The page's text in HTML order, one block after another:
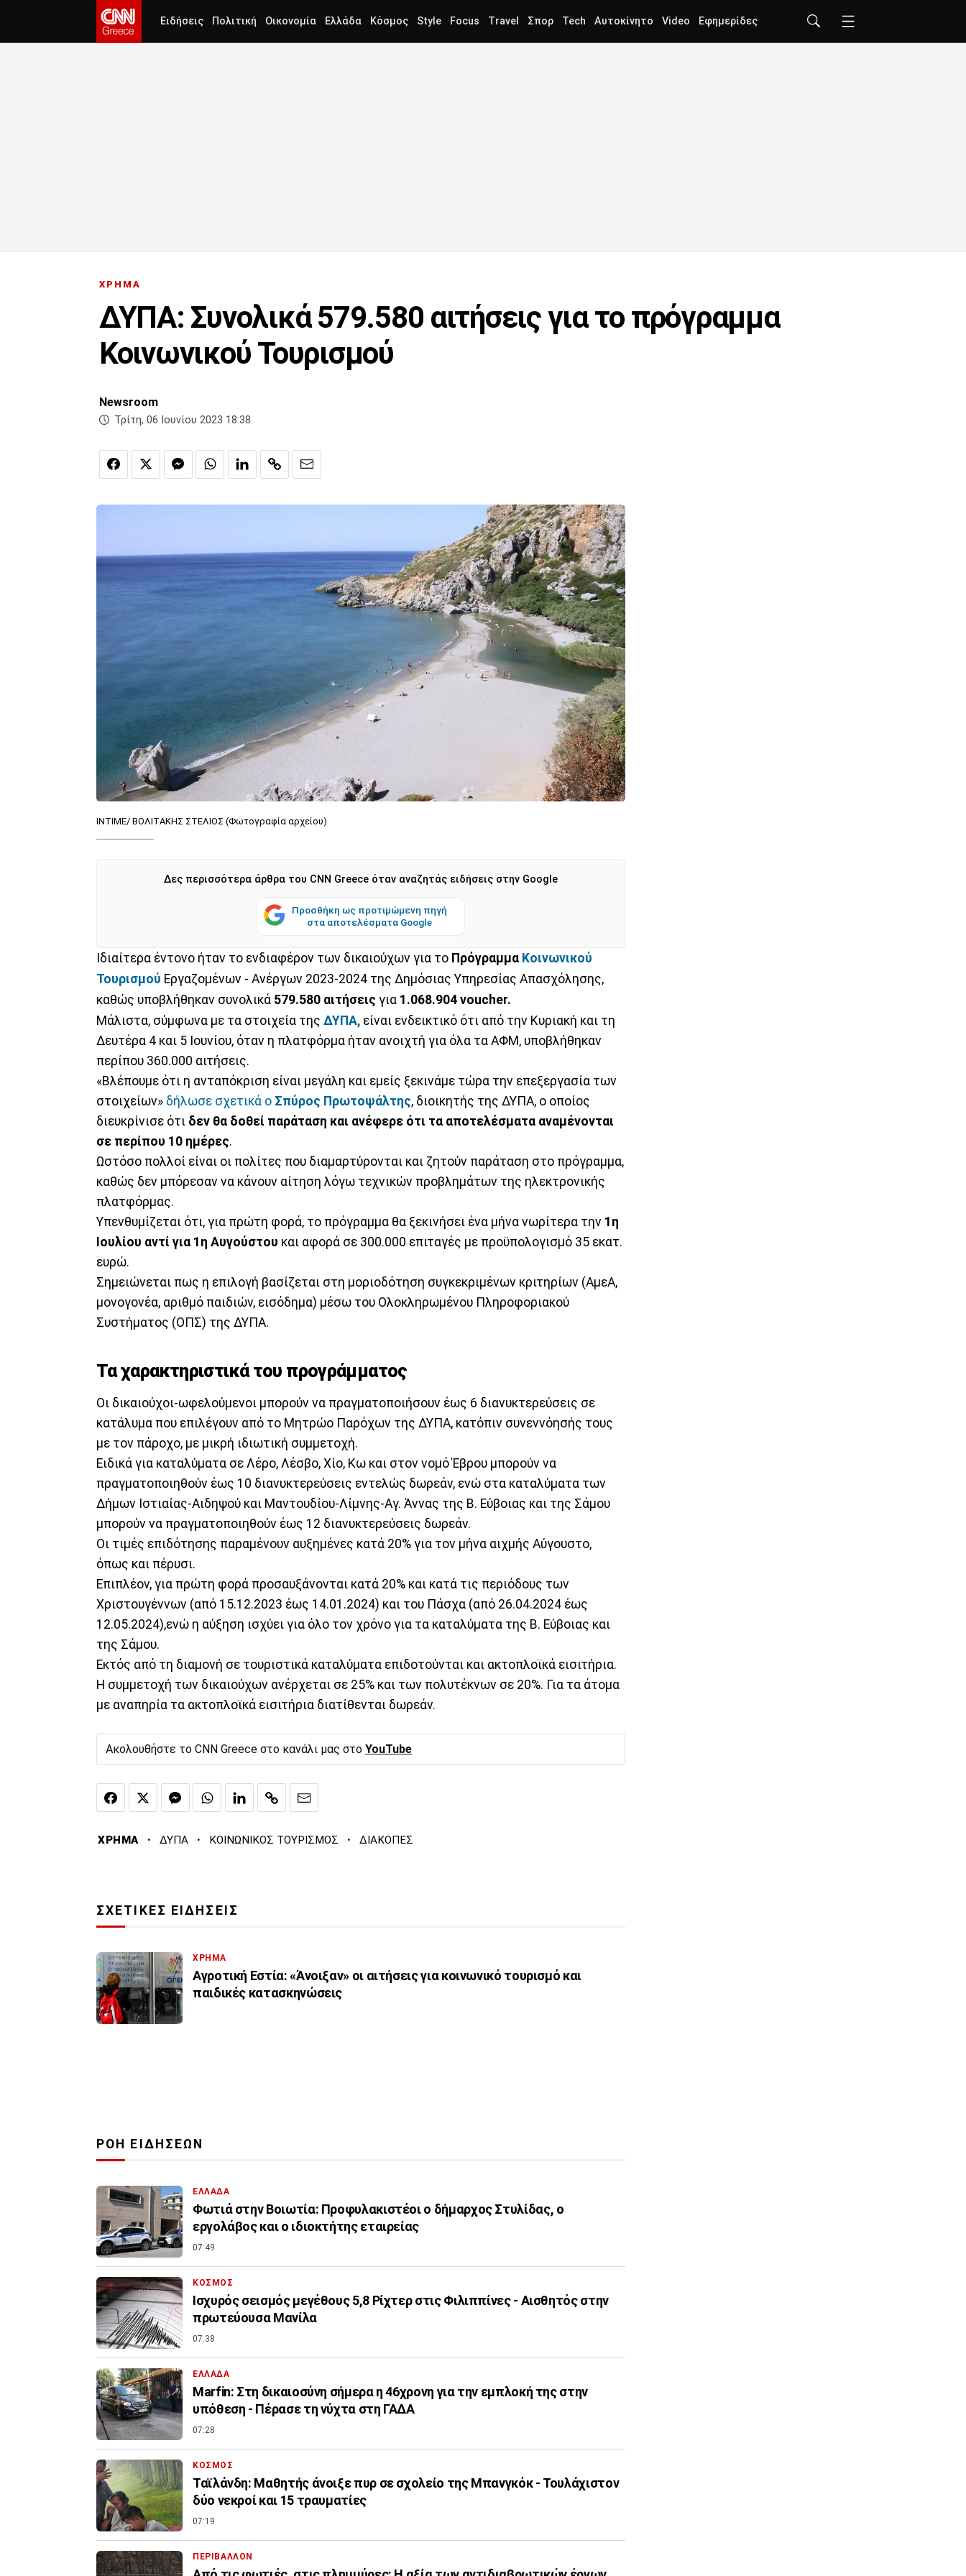
Ειδήσεις Πολιτική Οικονομία Ελλάδα Κόσμος Style Focus Travel Σπορ Tech Αυτοκίνητο Video Εφημερίδες
ΧΡΗΜΑ
ΔΥΠΑ: Συνολικά 579.580 αιτήσεις για το πρόγραμμα
Κοινωνικού Τουρισμού
Newsroom
Τρίτη, 06 Ιουνίου 2023 18:38
INTIME/ ΒΟΛΙΤΑΚΗΣ ΣΤΕΛΙΟΣ (Φωτογραφία αρχείου)
Δες περισσότερα άρθρα του CNN Greece όταν αναζητάς ειδήσεις στην Google
Προσθήκη ως προτιμώμενη πηγή
στα αποτελέσματα Google
Ιδιαίτερα έντονο ήταν το ενδιαφέρον των δικαιούχων για το Πρόγραμμα Κοινωνικού
Τουρισμού Εργαζομένων - Ανέργων 2023-2024 της Δημόσιας Υπηρεσίας Απασχόλησης,
καθώς υποβλήθηκαν συνολικά 579.580 αιτήσεις για 1.068.904 voucher.
Μάλιστα, σύμφωνα με τα στοιχεία της ΔΥΠΑ, είναι ενδεικτικό ότι από την Κυριακή και τη
Δευτέρα 4 και 5 Ιουνίου, όταν η πλατφόρμα ήταν ανοιχτή για όλα τα ΑΦΜ, υποβλήθηκαν
περίπου 360.000 αιτήσεις.
«Βλέπουμε ότι η ανταπόκριση είναι μεγάλη και εμείς ξεκινάμε τώρα την επεξεργασία των
στοιχείων» δήλωσε σχετικά ο Σπύρος Πρωτοψάλτης, διοικητής της ΔΥΠΑ, ο οποίος
διευκρίνισε ότι δεν θα δοθεί παράταση και ανέφερε ότι τα αποτελέσματα αναμένονται
σε περίπου 10 ημέρες.
Ωστόσο πολλοί είναι οι πολίτες που διαμαρτύρονται και ζητούν παράταση στο πρόγραμμα,
καθώς δεν μπόρεσαν να κάνουν αίτηση λόγω τεχνικών προβλημάτων της ηλεκτρονικής
πλατφόρμας.
Υπενθυμίζεται ότι, για πρώτη φορά, το πρόγραμμα θα ξεκινήσει ένα μήνα νωρίτερα την 1η
Ιουλίου αντί για 1η Αυγούστου και αφορά σε 300.000 επιταγές με προϋπολογισμό 35 εκατ.
ευρώ.
Σημειώνεται πως η επιλογή βασίζεται στη μοριοδότηση συγκεκριμένων κριτηρίων (ΑμεΑ,
μονογονέα, αριθμό παιδιών, εισόδημα) μέσω του Ολοκληρωμένου Πληροφοριακού
Συστήματος (ΟΠΣ) της ΔΥΠΑ.
Τα χαρακτηριστικά του προγράμματος
Οι δικαιούχοι-ωφελούμενοι μπορούν να πραγματοποιήσουν έως 6 διανυκτερεύσεις σε
κατάλυμα που επιλέγουν από το Μητρώο Παρόχων της ΔΥΠΑ, κατόπιν συνεννόησής τους
με τον πάροχο, με μικρή ιδιωτική συμμετοχή.
Ειδικά για καταλύματα σε Λέρο, Λέσβο, Χίο, Κω και στον νομό Έβρου μπορούν να
πραγματοποιηθούν έως 10 διανυκτερεύσεις εντελώς δωρεάν, ενώ στα καταλύματα των
Δήμων Ιστιαίας-Αιδηψού και Μαντουδίου-Λίμνης-Αγ. Άννας της Β. Εύβοιας και της Σάμου
μπορούν να πραγματοποιηθούν έως 12 διανυκτερεύσεις δωρεάν.
Οι τιμές επιδότησης παραμένουν αυξημένες κατά 20% για τον μήνα αιχμής Αύγουστο,
όπως και πέρυσι.
Επιπλέον, για πρώτη φορά προσαυξάνονται κατά 20% και κατά τις περιόδους των
Χριστουγέννων (από 15.12.2023 έως 14.01.2024) και του Πάσχα (από 26.04.2024 έως
12.05.2024),ενώ η αύξηση ισχύει για όλο τον χρόνο για τα καταλύματα της Β. Εύβοιας και
της Σάμου.
Εκτός από τη διαμονή σε τουριστικά καταλύματα επιδοτούνται και ακτοπλοϊκά εισιτήρια.
Η συμμετοχή των δικαιούχων ανέρχεται σε 25% και των πολυτέκνων σε 20%. Για τα άτομα
με αναπηρία τα ακτοπλοϊκά εισιτήρια διατίθενται δωρεάν.
Ακολουθήστε το CNN Greece στο κανάλι μας στο YouTube
ΧΡΗΜΑ · ΔΥΠΑ · ΚΟΙΝΩΝΙΚΟΣ ΤΟΥΡΙΣΜΟΣ · ΔΙΑΚΟΠΕΣ
ΣΧΕΤΙΚΕΣ ΕΙΔΗΣΕΙΣ
ΧΡΗΜΑ
Αγροτική Εστία: «Άνοιξαν» οι αιτήσεις για κοινωνικό τουρισμό και
παιδικές κατασκηνώσεις
ΡΟΗ ΕΙΔΗΣΕΩΝ
ΕΛΛΑΔΑ
Φωτιά στην Βοιωτία: Προφυλακιστέοι ο δήμαρχος Στυλίδας, ο
εργολάβος και ο ιδιοκτήτης εταιρείας
07:49
ΚΟΣΜΟΣ
Ισχυρός σεισμός μεγέθους 5,8 Ρίχτερ στις Φιλιππίνες - Αισθητός στην
πρωτεύουσα Μανίλα
07:38
ΕΛΛΑΔΑ
Marfin: Στη δικαιοσύνη σήμερα η 46χρονη για την εμπλοκή της στην
υπόθεση - Πέρασε τη νύχτα στη ΓΑΔΑ
07:28
ΚΟΣΜΟΣ
Ταϊλάνδη: Μαθητής άνοιξε πυρ σε σχολείο της Μπανγκόκ - Τουλάχιστον
δύο νεκροί και 15 τραυματίες
07:19
ΠΕΡΙΒΑΛΛΟΝ